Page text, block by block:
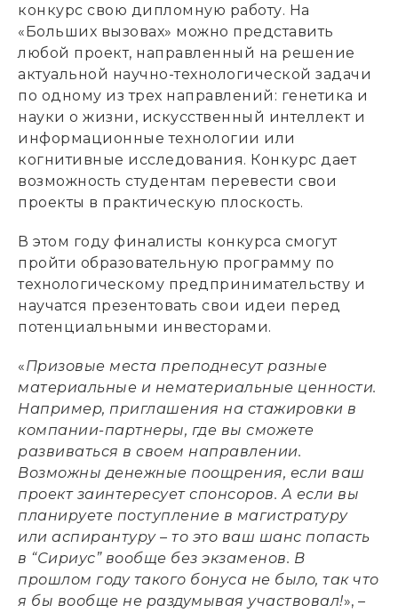
конкурс свою дипломную работу. На
«Больших вызовах» можно представить
любой проект, направленный на решение
актуальной научно-технологической задачи
по одному из трех направлений: генетика и
науки о жизни, искусственный интеллект и
информационные технологии или
когнитивные исследования. Конкурс дает
возможность студентам перевести свои
проекты в практическую плоскость.
В этом году финалисты конкурса смогут
пройти образовательную программу по
технологическому предпринимательству и
научатся презентовать свои идеи перед
потенциальными инвесторами.
«Призовые места преподнесут разные
материальные и нематериальные ценности.
Например, приглашения на стажировки в
компании-партнеры, где вы сможете
развиваться в своем направлении.
Возможны денежные поощрения, если ваш
проект заинтересует спонсоров. А если вы
планируете поступление в магистратуру
или аспирантуру – то это ваш шанс попасть
в “Сириус” вообще без экзаменов. В
прошлом году такого бонуса не было, так что
я бы вообще не раздумывая участвовал!», –